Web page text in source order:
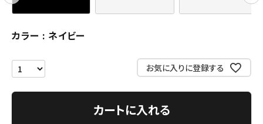
ACCOUNT MENU
Follow us
カラー ネイビー
お気に入りに登録する
カートに入れる